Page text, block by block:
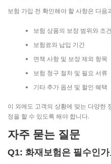
보험 가입 전 확인해야 할 사항은 다음
보험 상품의 보장 범위와 조건
보험료와 납입 기간
면책 사항 및 보장 제외 항목
보험 청구 절차 및 필요 서류
기타 추가 옵션 및 할인 혜택
이 외에도 고객의 상황에 맞는 다양한
정을 할 수 있도록 해야 합니다.
자주 묻는 질문
Q1: 화재보험은 필수인